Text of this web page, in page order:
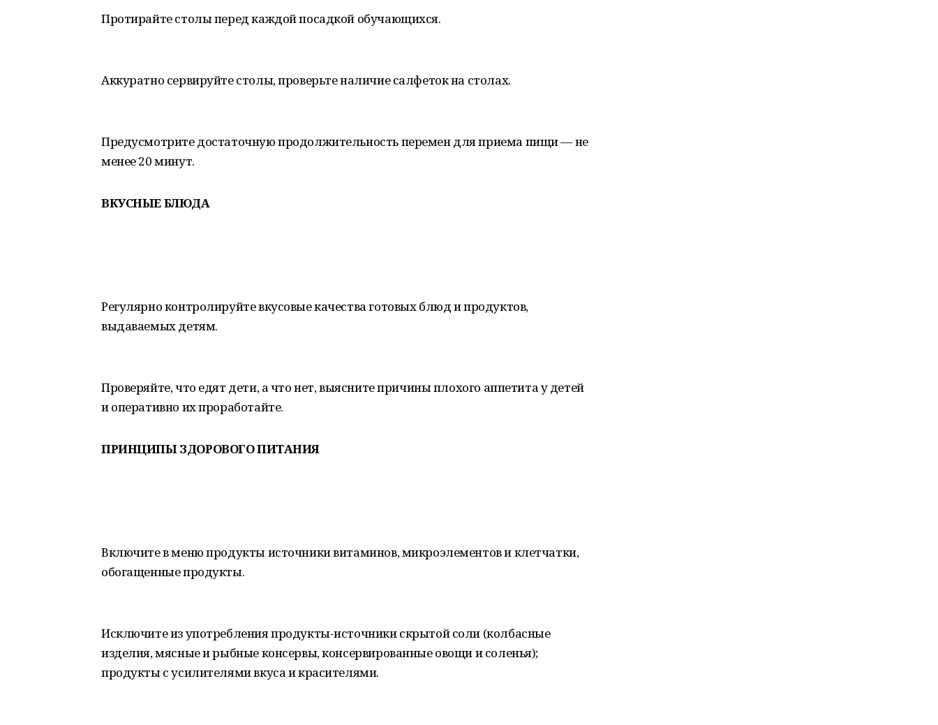
Протирайте столы перед каждой посадкой обучающихся.
Аккуратно сервируйте столы, проверьте наличие салфеток на столах.
Предусмотрите достаточную продолжительность перемен для приема пищи — не
менее 20 минут.
ВКУСНЫЕ БЛЮДА
Регулярно контролируйте вкусовые качества готовых блюд и продуктов,
выдаваемых детям.
Проверяйте, что едят дети, а что нет, выясните причины плохого аппетита у детей
и оперативно их проработайте.
ПРИНЦИПЫ ЗДОРОВОГО ПИТАНИЯ
Включите в меню продукты источники витаминов, микроэлементов и клетчатки,
обогащенные продукты.
Исключите из употребления продукты-источники скрытой соли (колбасные
изделия, мясные и рыбные консервы, консервированные овощи и соленья);
продукты с усилителями вкуса и красителями.